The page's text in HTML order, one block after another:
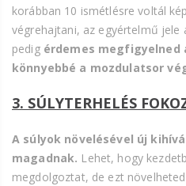
korábban 10 ismétlésre voltál
végrehajtani, az egyértelmű jele
pedig érdemes megfigyelned
könnyebbé a mozdulatsor
3. SÚLYTERHELÉS
A súlyok növelésével új
magadnak. Lehet, hogy
megdolgoztat, de ezt